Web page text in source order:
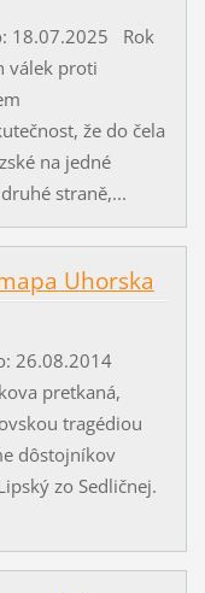
18.07.2025 Rok
válek proti
že do čela
na jedné
straně,...
Uhorska
26.08.2014
pretkaná,
tragédiou
dôstojníkov
zo Sedličnej.